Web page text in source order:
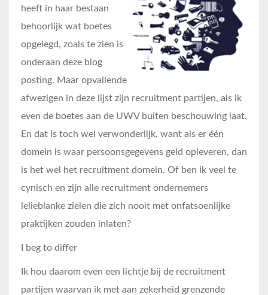
heeft in haar bestaan
behoorlijk wat boetes
opgelegd, zoals te zien is
onderaan deze blog
posting. Maar opvallende
afwezigen in deze lijst zijn recruitment partijen, als ik
even de boetes aan de UWV buiten beschouwing laat.
En dat is toch wel verwonderlijk, want als er één
domein is waar persoonsgegevens geld opleveren, dan
is het wel het recruitment domein. Of ben ik veel te
cynisch en zijn alle recruitment ondernemers
lelieblanke zielen die zich nooit met onfatsoenlijke
praktijken zouden inlaten?
I beg to differ
Ik hou daarom even een lichtje bij de recruitment
partijen waarvan ik met aan zekerheid grenzende